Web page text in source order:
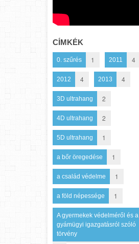
CÍMKÉK
0. szűrés 1 2011 4
2012 4 2013 4
3D ultrahang 2
4D ultrahang 2
5D ultrahang 1
a bőr öregedése 1
a család védelme 1
a föld népessége 1
A gyermekek védelméről és a
gyámügyi igazgatásról szóló
törvény